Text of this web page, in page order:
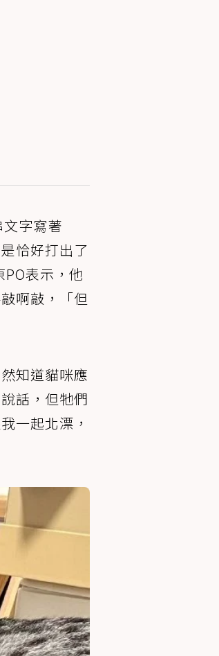
字寫著
恰好打出了
表示，他
啊敲，「但
知道貓咪應
話，但牠們
一起北漂，